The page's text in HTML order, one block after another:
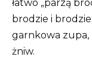
łatwo „parzą
brodzie i
garnkowa zupa,
żniw.